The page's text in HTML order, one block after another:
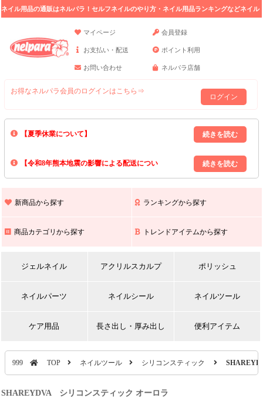
ネイル用品の通販はネルパラ！セルフネイルのやり方・ネイル用品ランキングなどネイル
マイページ
会員登録
お支払い・配送 ポイント利用
お問い合わせ ネルパラ店舗
お得なネルパラ会員のログインはこちら⇒
ログイン
【夏季休業について】
8/13(木)～8/16(日)の間｢出荷業務・お問い合わせ業務｣はお休みいたしま
上記期間中のご注文・お問い合わせは8/17(月)以降の対応となりますので
【令和8年熊本地震の影響による配送につい
また､ 九州全域でお荷物のお届けに遅延が生じております｡
新商品から探す ランキングから探す
商品カテゴリから探す トレンドアイテムから探す
ジェルネイル アクリルスカルプ ポリッシュ
ネイルパーツ ネイルシール ネイルツール
ケア用品 長さ出し・厚み出し 便利アイテム
999 TOP ネイルツール シリコンスティック
SHAREYDVA シリコンスティック オーロラ